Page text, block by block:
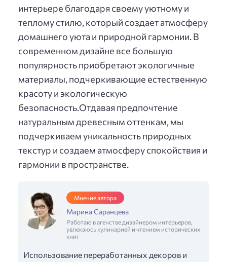
интерьере благодаря своему уютному и
теплому стилю, который создает атмосферу
домашнего уюта и природной гармонии. В
современном дизайне все большую
популярность приобретают экологичные
материалы, подчеркивающие естественную
красоту и экологическую
безопасность.Отдавая предпочтение
натуральным древесным оттенкам, мы
подчеркиваем уникальность природных
текстур и создаем атмосферу спокойствия и
гармонии в пространстве.
Мнение автора
Марина Саранцева
Работаю в агенстве дизайнером интерьеров,
увлекаюсь кулинарией и чтением исторических
книг
Использование переработанных декоров и